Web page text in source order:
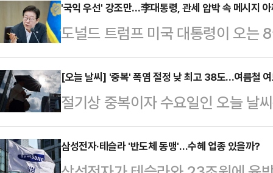
에 따르면 엘레오노라 인카르도나
스타디움에서 열린 PSG와 바이에
착용했다.공개된 사진에 따르면 인
트와 브라톱 차림(사진 왼쪽)으로
셜미디어(SNS)에 공유돼 화제를
태의 상의 차림은 과하…
'국익 우선' 강조만…李대통령, 관세 압박 속 메시지
도널드 트럼프 미국 대통령이 오는
을 밝힌 가운데, 협상 시한이 임박
쏠리고 있다. 그러나 대통령실은 '
급을 자제하고 있고, 이 대통령 역
나서지 않고 있다. 산업부와 외교부
판 총력전에 나선 상황이다.29일
[오늘 날씨] '중복' 폭염 절정 낮 최고 38도...여름철
절기상 중복이자 수요일인 오늘 날
어지는 가운데, 경기 북동부와 강원
다. 기상청은 "전국이 대체로 맑겠
삼성전자·테슬라 '반도체 동맹'…수혜 업종 있을까?